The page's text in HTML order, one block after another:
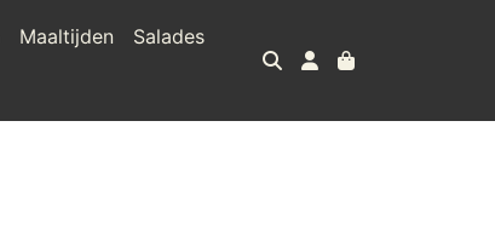
Maaltijden
Salades